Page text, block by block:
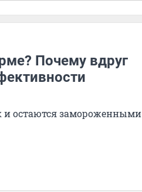
Почему вдруг
и остаются замороженными